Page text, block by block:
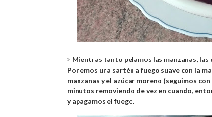
Mientras tanto pelamos las manzanas,
Ponemos una sartén a fuego suave con la
manzanas y el azúcar moreno (seguimos
minutos removiendo de vez en cuando,
y apagamos el fuego.